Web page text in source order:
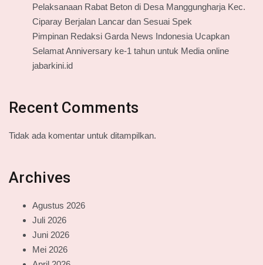
Pelaksanaan Rabat Beton di Desa Manggungharja Kec.
Ciparay Berjalan Lancar dan Sesuai Spek
Pimpinan Redaksi Garda News Indonesia Ucapkan
Selamat Anniversary ke-1 tahun untuk Media online
jabarkini.id
Recent Comments
Tidak ada komentar untuk ditampilkan.
Archives
Agustus 2026
Juli 2026
Juni 2026
Mei 2026